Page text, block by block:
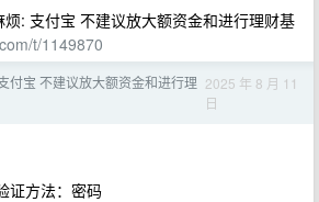
: 支付宝 不建议放大额资金​和进行理财基
t/1149870
付宝 不建议放大额资金​和进行理 2025 年 8 月 11
日
证方法：密码